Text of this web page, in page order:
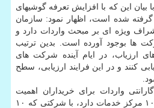
بیان این كه با افزایش تعرفه گوشیهای
شده است، اظهار نمود: سازمان
ویژه ای بر مبحث واردات دارد و
ها بوجود آورده است. بدین ترتیب
در ایام آینده شركت های
كنند و در این فرایند ارزیابی، سطح
واردات برای خریداران اهمیت
چندانی ندارد و شركتی كه ۱۰۰ مركز خدمات دارد، با شركتی كه ۱۰